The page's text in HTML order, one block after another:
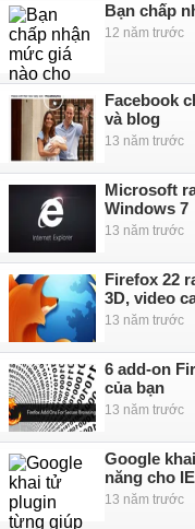
Bạn chấp
12 năm trước
Facebook
và blog
13 năm trước
Microsoft
Windows 7
13 năm trước
Firefox 22
3D, video
13 năm trước
6 add-on
của bạn
13 năm trước
Google
năng cho IE
13 năm trước